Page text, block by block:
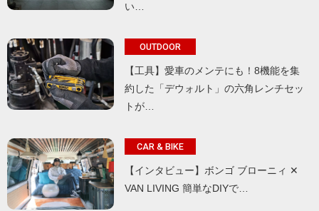
い…
OUTDOOR
【工具】愛車のメンテにも！8機能を集
約した「デウォルト」の六角レンチセッ
トが…
CAR & BIKE
【インタビュー】ボンゴ ブローニィ ✕
VAN LIVING 簡単なDIYで…